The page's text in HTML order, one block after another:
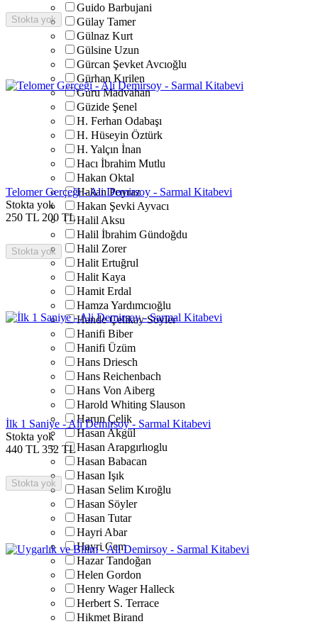
Guido Barbujani
Gülay Tamer
Gülnaz Kurt
Gülsine Uzun
Gürcan Şevket Avcıoğlu
Gürhan Kırilen
Guru Madvahan
Güzide Şenel
H. Ferhan Odabaşı
H. Hüseyin Öztürk
H. Yalçın İnan
Hacı İbrahim Mutlu
Hakan Oktal
Hakan Poyraz
Hakan Şevki Ayvacı
Halil Aksu
Halil İbrahim Gündoğdu
Halil Zorer
Halit Ertuğrul
Halit Kaya
Hamit Erdal
Hamza Yardımcıoğlu
Hande Çelikay Söyler
Hanifi Biber
Hanifi Üzüm
Hans Driesch
Hans Reichenbach
Hans Von Aiberg
Harold Whiting Slauson
Harun Çelik
Hasan Akgül
Hasan Arapgırlıoglu
Hasan Babacan
Hasan Işık
Hasan Selim Kıroğlu
Hasan Söyler
Hasan Tutar
Hayri Abar
Hayri Cem
Hazar Tandoğan
Helen Gordon
Henry Wager Halleck
Herbert S. Terrace
Hikmet Birand
Stokta yok
Telomer Gerçeği - Ali Demirsoy - Sarmal Kitabevi
Stokta yok
250 TL 200 TL
Stokta yok
İlk 1 Saniye - Ali Demirsoy - Sarmal Kitabevi
Stokta yok
440 TL 352 TL
Stokta yok